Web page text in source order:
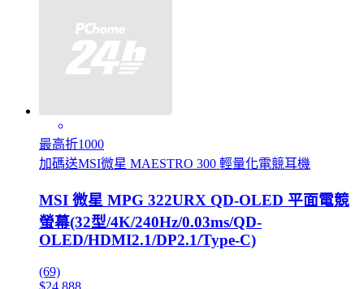
最高折1000
加碼送MSI微星 MAESTRO 300 輕量化電競耳機
MSI 微星 MPG 322URX QD-OLED 平面電競
螢幕(32型/4K/240Hz/0.03ms/QD-
OLED/HDMI2.1/DP2.1/Type-C)
(69)
$24,888